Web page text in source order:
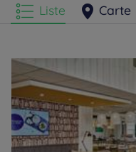
Liste Carte